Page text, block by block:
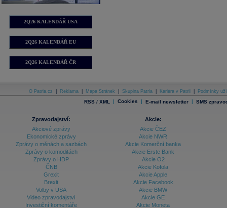
2Q26 KALENDÁŘ USA
2Q26 KALENDÁŘ EU
2Q26 KALENDÁŘ ČR
O Patria.cz Reklama Mapa Stránek Skupina Patria Kariéra v Patrii Podmínky
RSS / XML | Cookies | E-mail newsletter | SMS
Zpravodajství:
Akciové zprávy
Ekonomické zprávy
Zprávy o měnách a sazbách
Zprávy o komoditách
Zprávy o HDP
ČNB
Grexit
Brexit
Volby v USA
Video zpravodajství
Investiční komentáře
Akcie:
Akcie ČEZ
Akcie NWR
Akcie Komerční banka
Akcie Erste Bank
Akcie O2
Akcie Kofola
Akcie Apple
Akcie Facebook
Akcie BMW
Akcie GE
Akcie Moneta